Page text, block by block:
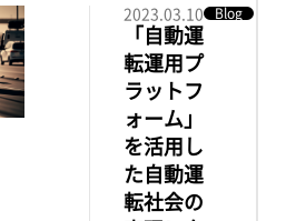
2023.03.10 Blog
「自動運
転運用プ
ラットフ
ォーム」
を活用し
た自動運
転社会の